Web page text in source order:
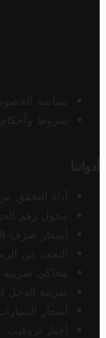
سياسة
شروط وأحكام
أدواتنا
أداة التحقق
محول رقم
أسعار صرف
البحث عن
محاكي ضريبة
ضريبة الدخل
أسعار
أخبار تروفيت